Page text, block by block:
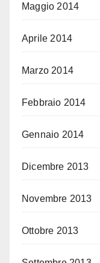
Maggio 2014
Aprile 2014
Marzo 2014
Febbraio 2014
Gennaio 2014
Dicembre 2013
Novembre 2013
Ottobre 2013